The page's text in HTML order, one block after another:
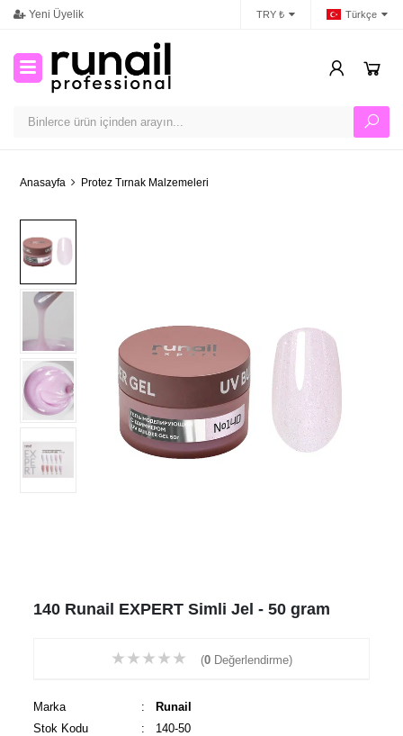
Yeni Üyelik TRY ₺ Türkçe
Anasayfa Protez Tırnak Malzemeleri
140 Runail EXPERT Simli Jel - 50 gram
★★★★★ (0 Değerlendirme)
Marka :
Runail
Stok Kodu
: 140-50